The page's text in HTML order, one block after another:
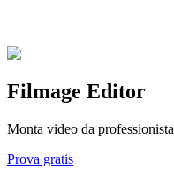
Filmage Editor
Monta video da professionista
Prova gratis